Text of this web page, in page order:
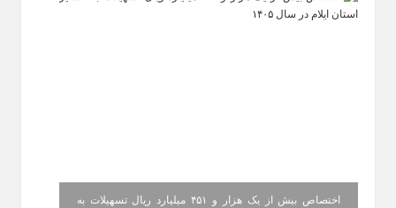
اختصاص بیش از یک هزار و ۴۵۱ میلیارد ریال تسهیلات به